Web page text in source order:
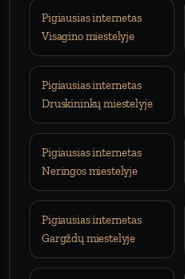
Pigiausias internetas
Visagino miestelyje
Pigiausias internetas
Druskininkų miestelyje
Pigiausias internetas
Neringos miestelyje
Pigiausias internetas
Gargždų miestelyje